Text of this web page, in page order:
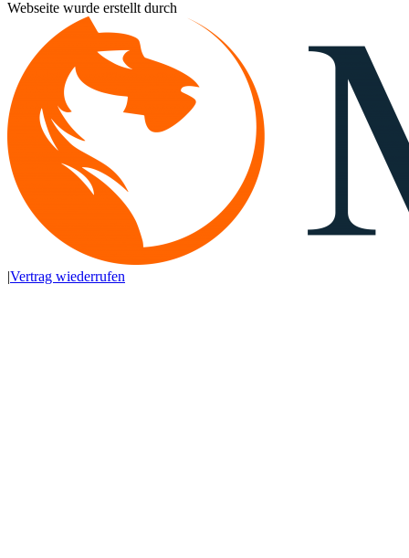
Webseite wurde erstellt durch
|Vertrag wiederrufen